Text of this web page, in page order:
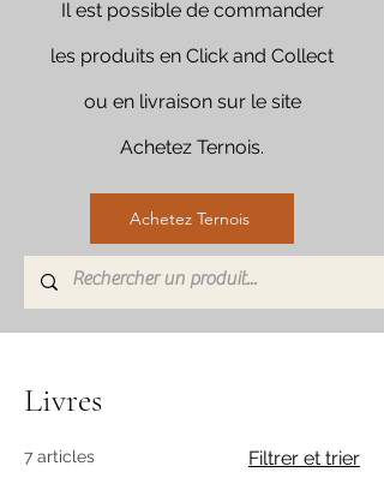
Il est possible de commander
les produits en Click and Collect
ou en livraison sur le site
Achetez Ternois.
Achetez Ternois
Livres
7 articles Filtrer et trier